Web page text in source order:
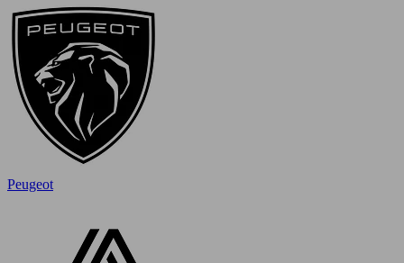
Peugeot